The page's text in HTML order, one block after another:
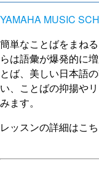
YAMAHA MUSIC
簡単なことばをまね
らは語彙が爆発的に
とば、美しい日本語
い、ことばの抑揚や
みます。
レッスンの詳細はこ